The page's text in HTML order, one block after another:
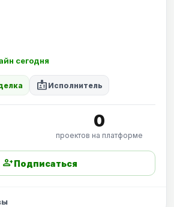
сегодня
badge Исполнитель
0
проектов на платформе
person_addПодписаться